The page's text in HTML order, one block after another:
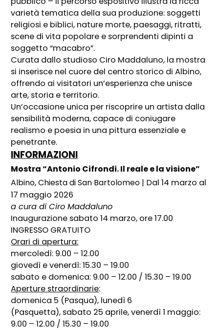
varietà tematica della sua produzione: soggetti
religiosi e biblici, nature morte, paesaggi, ritratti,
scene di vita popolare e sorprendenti dipinti a
soggetto “macabro”.
Curata dallo studioso Ciro Maddaluno, la mostra
si inserisce nel cuore del centro storico di Albino,
offrendo ai visitatori un’esperienza che unisce
arte, storia e territorio.
Un’occasione unica per riscoprire un artista dalla
sensibilità moderna, capace di coniugare
realismo e poesia in una pittura essenziale e
penetrante.
INFORMAZIONI
Mostra “Antonio Cifrondi. Il reale e la visione”
Albino, Chiesta di San Bartolomeo | Dal 14 marzo al
17 maggio 2026
a cura di Ciro Maddaluno
Inaugurazione sabato 14 marzo, ore 17.00
INGRESSO GRATUITO
Orari di apertura:
mercoledì: 9.00 – 12.00
giovedì e venerdì: 15.30 – 19.00
sabato e domenica: 9.00 – 12.00 / 15.30 – 19.00
Aperture straordinarie:
domenica 5 (Pasqua), lunedì 6
(Pasquetta), sabato 25 aprile, venerdì 1 maggio:
9.00 – 12.00 / 15.30 – 19.00